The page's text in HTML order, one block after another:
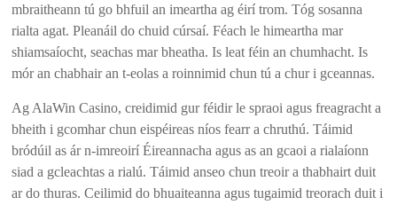
mbraitheann tú go bhfuil an imeartha ag éirí trom. Tóg sosanna
rialta agat. Pleanáil do chuid cúrsaí. Féach le himeartha mar
shiamsaíocht, seachas mar bheatha. Is leat féin an chumhacht. Is
mór an chabhair an t-eolas a roinnimid chun tú a chur i gceannas.
Ag AlaWin Casino, creidimid gur féidir le spraoi agus freagracht a
bheith i gcomhar chun eispéireas níos fearr a chruthú. Táimid
bródúil as ár n-imreoirí Éireannacha agus as an gcaoi a rialaíonn
siad a gcleachtas a rialú. Táimid anseo chun treoir a thabhairt duit
ar do thuras. Ceilimid do bhuaiteanna agus tugaimid treorach duit i